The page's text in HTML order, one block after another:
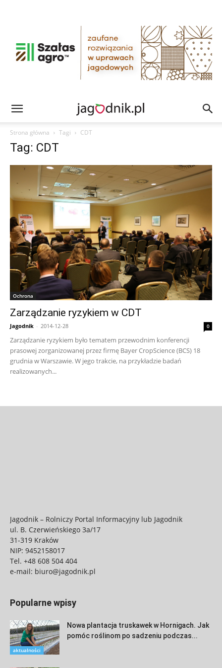
Strona główna Tagi CDT
Tag: CDT
Ochrona
Zarządzanie ryzykiem w CDT
Jagodnik - 2014-12-28 0
Zarządzanie ryzykiem było tematem przewodnim konferencji
prasowej zorganizowanej przez firmę Bayer CropScience (BCS) 18
grudnia w Warszawie. W jego trakcie, na przykładzie badań
realizowanych...
Jagodnik – Rolniczy Portal Informacyjny lub Jagodnik
ul. B. Czerwieńskiego 3a/17
31-319 Kraków
NIP: 9452158017
Tel. +48 608 504 404
e-mail: biuro@jagodnik.pl
Popularne wpisy
aktualności
Nowa plantacja truskawek w Hornigach. Jak
pomóc roślinom po sadzeniu podczas...